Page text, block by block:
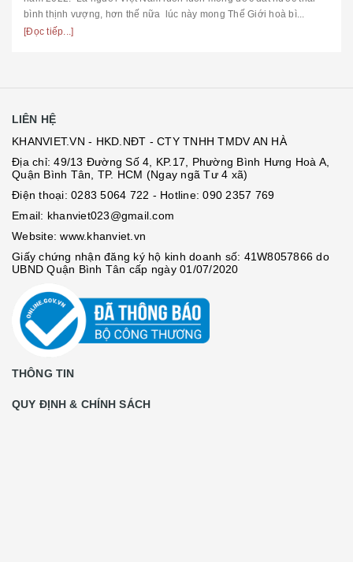
bình thịnh vượng, hơn thế nữa lúc này mong Thế Giới hoà bì...
[Đọc tiếp...]
LIÊN HỆ
KHANVIET.VN - HKD.NĐT - CTY TNHH TMDV AN HÀ
Địa chỉ: 49/13 Đường Số 4, KP.17, Phường Bình Hưng Hoà A,
Quận Bình Tân, TP. HCM (Ngay ngã Tư 4 xã)
Điện thoại: 0283 5064 722 - Hotline:090 2357 769
Email: khanviet023@gmail.com
Website:www.khanviet.vn
Giấy chứng nhận đăng ký hộ kinh doanh số: 41W8057866 do
UBND Quận Bình Tân cấp ngày 01/07/2020
THÔNG TIN
QUY ĐỊNH & CHÍNH SÁCH